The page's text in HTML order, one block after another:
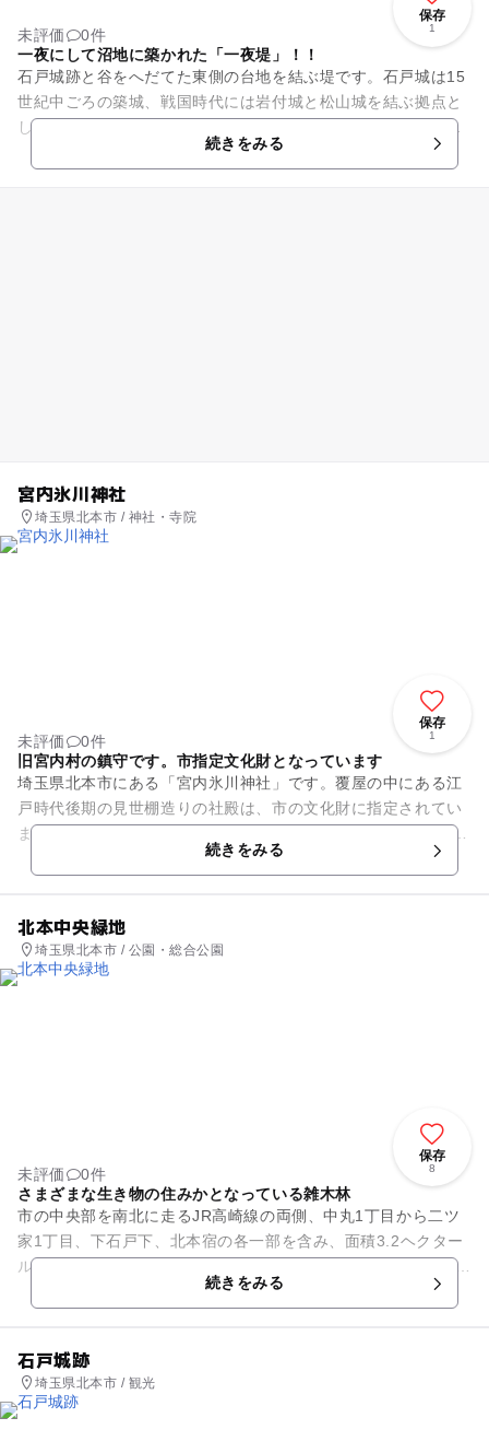
保存
1
未評価
0件
一夜にして沼地に築かれた「一夜堤」！！
石戸城跡と谷をへだてた東側の台地を結ぶ堤です。石戸城は15
世紀中ごろの築城、戦国時代には岩付城と松山城を結ぶ拠点と
して重要な役割を担っていました。若干の土塁と空堀が残って
います。一夜堤は北条氏が...続きをみる
宮内氷川神社
埼玉県北本市 / 神社・寺院
保存
1
未評価
0件
旧宮内村の鎮守です。市指定文化財となっています
埼玉県北本市にある「宮内氷川神社」です。覆屋の中にある江
戸時代後期の見世棚造りの社殿は、市の文化財に指定されてい
ます。「武蔵野国三宮」の称号を持つ旧社でもあります。 旧宮
続きをみる
北本中央緑地
埼玉県北本市 / 公園・総合公園
保存
8
未評価
0件
さまざまな生き物の住みかとなっている雑木林
市の中央部を南北に走るJR高崎線の両側、中丸1丁目から二ツ
家1丁目、下石戸下、北本宿の各一部を含み、面積3.2ヘクター
ルにも及ぶ緑地帯です。 JR高崎線沿線では唯一の雑木林であ
続きをみる
石戸城跡
埼玉県北本市 / 観光